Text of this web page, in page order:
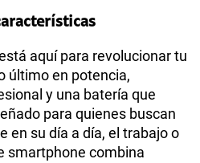
S/109.90
110GB en alta velocidad
aquí para revolucionar tu
último en potencia,
y una batería que
para quienes buscan
en su día a día, el trabajo o
smartphone combina